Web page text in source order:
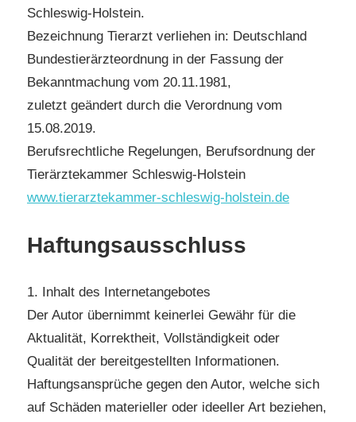
Schleswig-Holstein.
Bezeichnung Tierarzt verliehen in: Deutschland
Bundestierärzteordnung in der Fassung der
Bekanntmachung vom 20.11.1981,
zuletzt geändert durch die Verordnung vom
15.08.2019.
Berufsrechtliche Regelungen, Berufsordnung der
Tierärztekammer Schleswig-Holstein
www.tierarztekammer-schleswig-holstein.de
Haftungsausschluss
1. Inhalt des Internetangebotes
Der Autor übernimmt keinerlei Gewähr für die
Aktualität, Korrektheit, Vollständigkeit oder
Qualität der bereitgestellten Informationen.
Haftungsansprüche gegen den Autor, welche sich
auf Schäden materieller oder ideeller Art beziehen,